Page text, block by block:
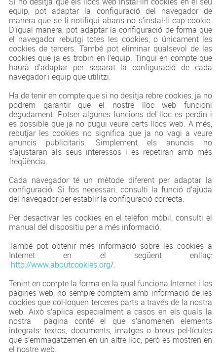
equip, pot adaptar la configuració del navegador de
manera que se li notifiqui abans no s’instal·li cap cookie.
D’igual manera, pot adaptar la configuració de forma que
el navegador rebutgi totes les cookies, o únicament les
cookies de tercers. També pot eliminar qualsevol de les
cookies que ja es trobin en l’equip. Tingui en compte que
haurà d’adaptar per separat la configuració de cada
navegador i equip que utilitzi.
Ha de tenir en compte que si no desitja rebre cookies, ja no
podrem garantir que el nostre lloc web funcioni
degudament. Potser algunes funcions del lloc es perdin i
es possible que ja no pugui veure certs llocs web. A més,
rebutjar les cookies no significa que ja no vagi a veure
anuncis publicitaris. Simplement els anuncis no
s’ajustaran als seus interessos i es repetiran amb més
freqüència.
Cada navegador té un mètode diferent per adaptar la
configuració. Si fos necessari, consulti la funció d’ajuda
del navegador per establir la configuració correcta.
Per desactivar les cookies en el telèfon mòbil, consulti el
manual del dispositiu per a més informació.
També pot obtenir més informació sobre les cookies a
Internet en el següent enllaç:
http://www.aboutcookies.org/.
Tenint en compte la forma en la qual funciona Internet i les
pàgines web, no sempre comptem amb informació de les
cookies que col·loquen terceres parts a través de la nostra
web. Això s’aplica especialment a casos en els quals la
nostra pàgina conté el que s’anomenen elements
integrats: textos, documents, imatges o breus pel·lícules
que s’emmagatzemen en un altre lloc, però es mostren en
el nostre web.